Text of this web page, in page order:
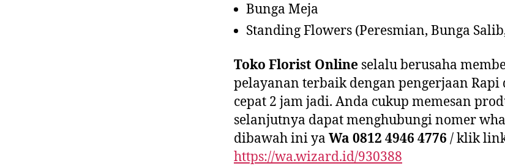
Bunga Meja
Standing Flowers (Peresmian, Bunga
Toko Florist Online selalu berusaha
pelayanan terbaik dengan pengerjaan Rapi
cepat 2 jam jadi. Anda cukup memesan
selanjutnya dapat menghubungi nomer
dibawah ini ya Wa 0812 4946 4776 / klik
https://wa.wizard.id/930388